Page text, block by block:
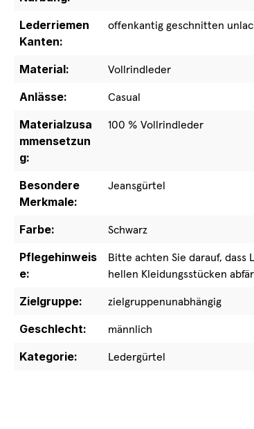
Lederriemen
Kanten:
offenkantig geschnitten
Material:
Vollrindleder
Anlässe:
Casual
Materialzusa
mmensetzun
g:
100 % Vollrindleder
Besondere
Merkmale:
Jeansgürtel
Farbe:
Schwarz
Pflegehinweis
e:
Bitte achten Sie darauf, dass
hellen Kleidungsstücken
Zielgruppe:
zielgruppenunabhängig
Geschlecht:
männlich
Kategorie:
Ledergürtel